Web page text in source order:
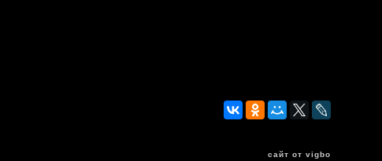
сайт от vigbo